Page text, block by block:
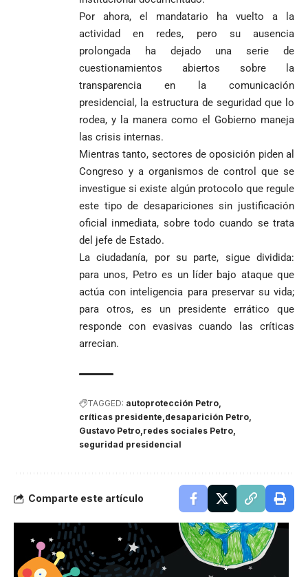
Por ahora, el mandatario ha vuelto a la
actividad en redes, pero su ausencia
prolongada ha dejado una serie de
cuestionamientos abiertos sobre la
transparencia en la comunicación
presidencial, la estructura de seguridad que lo
rodea, y la manera como el Gobierno maneja
las crisis internas.
Mientras tanto, sectores de oposición piden al
Congreso y a organismos de control que se
investigue si existe algún protocolo que regule
este tipo de desapariciones sin justificación
oficial inmediata, sobre todo cuando se trata
del jefe de Estado.
La ciudadanía, por su parte, sigue dividida:
para unos, Petro es un líder bajo ataque que
actúa con inteligencia para preservar su vida;
para otros, es un presidente errático que
responde con evasivas cuando las críticas
arrecian.
TAGGED: autoprotección Petro
críticas presidente desaparición Petro
Gustavo Petro redes sociales Petro
seguridad presidencial
Comparte este artículo